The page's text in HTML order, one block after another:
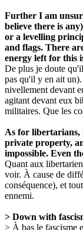
Further I am
believe there is
or a levelling
and flags. There
energy left for this
De plus je doute
pas qu'il y en ait
nivellement devant
agitant devant eux
militaires. Que les
As for libertarians,
private property,
impossible. Even
Quant aux
voir. À cause de
conséquence), et
ennemi.
> Down with
> À bas le fascisme